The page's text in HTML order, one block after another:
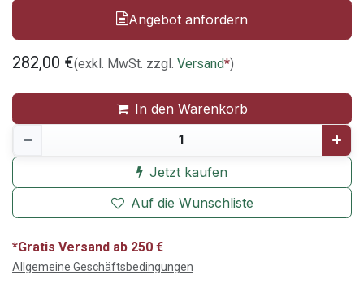
Angebot anfordern
282,00 €(exkl. MwSt. zzgl. Versand*)
In den Warenkorb
Jetzt kaufen
Auf die Wunschliste
*Gratis Versand ab 250 €
Allgemeine Geschäftsbedingungen